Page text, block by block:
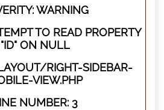
WARNING
TO READ PROPERTY
"ID" ON NULL
RIGHT-SIDEBAR-
VIEW.PHP
NUMBER: 3